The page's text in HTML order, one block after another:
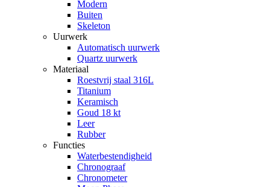
Modern
Buiten
Skeleton
Uurwerk
Automatisch uurwerk
Quartz uurwerk
Materiaal
Roestvrij staal 316L
Titanium
Keramisch
Goud 18 kt
Leer
Rubber
Functies
Waterbestendigheid
Chronograaf
Chronometer